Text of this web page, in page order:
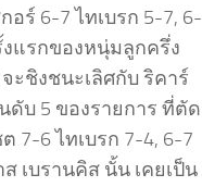
ร์ 6-7 ไทเบรก 5-7, 6-
รกของหนุ่มลูกครึ่ง
ะชิงชนะเลิศกับ ริคาร์
ดับ 5 ของรายการ ที่ตัด
7-6 ไทเบรก 7-4, 6-7
เบรานคิส นั้น เคยเป็น